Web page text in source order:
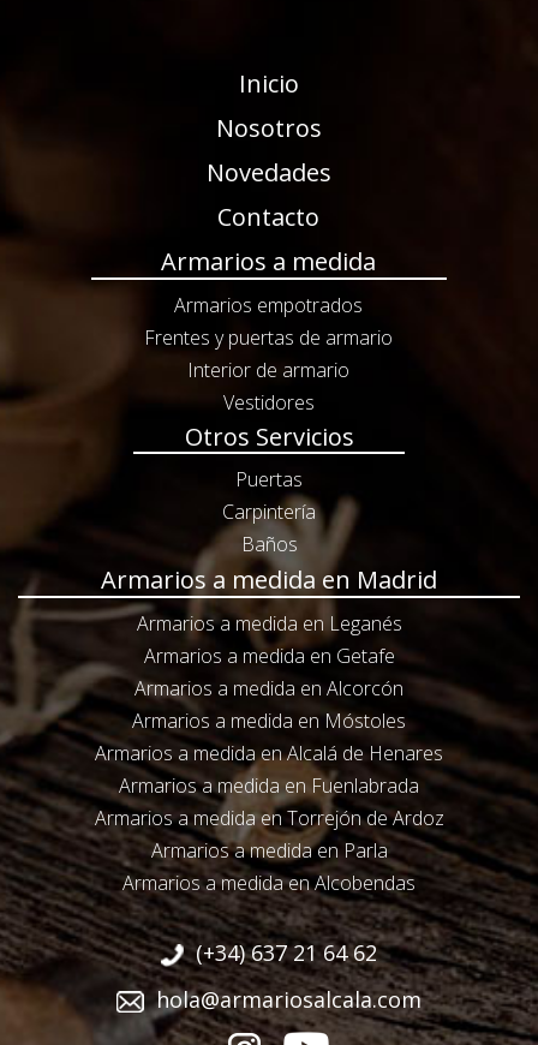
Inicio
Nosotros
Novedades
Contacto
Armarios a medida
Armarios empotrados
Frentes y puertas de armario
Interior de armario
Vestidores
Otros Servicios
Puertas
Carpintería
Baños
Armarios a medida en Madrid
Armarios a medida en Leganés
Armarios a medida en Getafe
Armarios a medida en Alcorcón
Armarios a medida en Móstoles
Armarios a medida en Alcalá de Henares
Armarios a medida en Fuenlabrada
Armarios a medida en Torrejón de Ardoz
Armarios a medida en Parla
Armarios a medida en Alcobendas
(+34) 637 21 64 62
hola@armariosalcala.com